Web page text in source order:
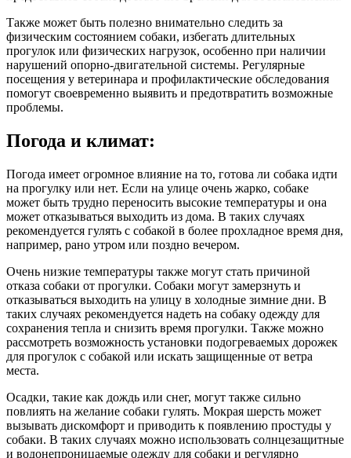
Также может быть полезно внимательно следить за
физическим состоянием собаки, избегать длительных
прогулок или физических нагрузок, особенно при наличии
нарушений опорно-двигательной системы. Регулярные
посещения у ветеринара и профилактические обследования
помогут своевременно выявить и предотвратить возможные
проблемы.
Погода и климат:
Погода имеет огромное влияние на то, готова ли собака идти
на прогулку или нет. Если на улице очень жарко, собаке
может быть трудно переносить высокие температуры и она
может отказываться выходить из дома. В таких случаях
рекомендуется гулять с собакой в более прохладное время дня,
например, рано утром или поздно вечером.
Очень низкие температуры также могут стать причиной
отказа собаки от прогулки. Собаки могут замерзнуть и
отказываться выходить на улицу в холодные зимние дни. В
таких случаях рекомендуется надеть на собаку одежду для
сохранения тепла и снизить время прогулки. Также можно
рассмотреть возможность установки подогреваемых дорожек
для прогулок с собакой или искать защищенные от ветра
места.
Осадки, такие как дождь или снег, могут также сильно
повлиять на желание собаки гулять. Мокрая шерсть может
вызывать дискомфорт и приводить к появлению простуды у
собаки. В таких случаях можно использовать солнцезащитные
и водонепроницаемые одежду для собаки и регулярно